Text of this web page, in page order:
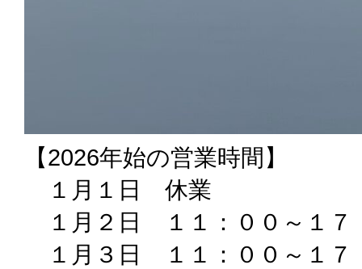
【2026年始の営業時間】
１月１日 休業
１月２日 １１：００～１７
１月３日 １１：００～１７